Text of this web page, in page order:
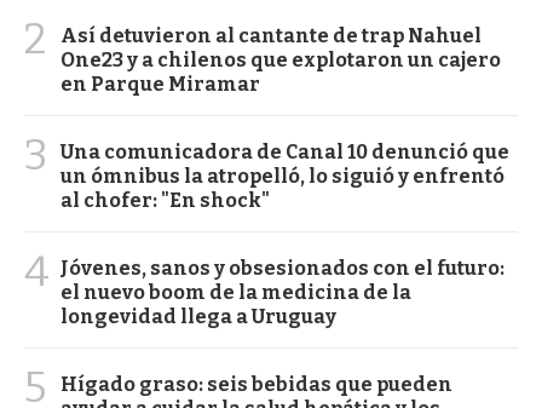
2
Así detuvieron al cantante de trap Nahuel
One23 y a chilenos que explotaron un cajero
en Parque Miramar
3
Una comunicadora de Canal 10 denunció que
un ómnibus la atropelló, lo siguió y enfrentó
al chofer: "En shock"
4 Jóvenes, sanos y obsesionados con el futuro:
el nuevo boom de la medicina de la
longevidad llega a Uruguay
5
Hígado graso: seis bebidas que pueden